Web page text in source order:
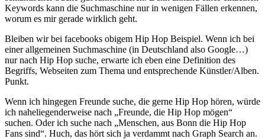
Keywords kann die Suchmaschine nur in wenigen Fällen erkennen,
worum es mir gerade wirklich geht.
Bleiben wir bei facebooks obigem Hip Hop Beispiel. Wenn ich bei
einer allgemeinen Suchmaschine (in Deutschland also Google…)
nur nach Hip Hop suche, erwarte ich eben eine Definition des
Begriffs, Webseiten zum Thema und entsprechende Künstler/Alben.
Punkt.
Wenn ich hingegen Freunde suche, die gerne Hip Hop hören, würde
ich naheliegenderweise nach „Freunde, die Hip Hop mögen“
suchen. Oder ich suche nach „Menschen, aus Bonn die Hip Hop
Fans sind“. Huch, das hört sich ja verdammt nach Graph Search an.